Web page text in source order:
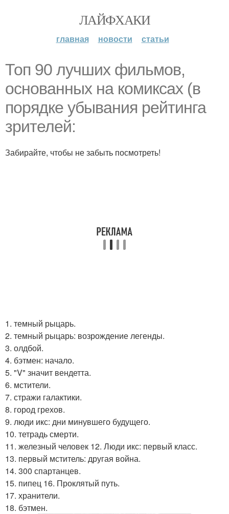
ЛАЙФХАКИ
главная новости статьи
Топ 90 лучших фильмов,
основанных на комиксах (в
порядке убывания рейтинга
зрителей:
Забирайте, чтобы не забыть посмотреть!
1. темный рыцарь.
2. темный рыцарь: возрождение легенды.
3. олдбой.
4. бэтмен: начало.
5. "V" значит вендетта.
6. мстители.
7. стражи галактики.
8. город грехов.
9. люди икс: дни минувшего будущего.
10. тетрадь смерти.
11. железный человек 12. Люди икс: первый класс.
13. первый мститель: другая война.
14. 300 спартанцев.
15. пипец 16. Проклятый путь.
17. хранители.
18. бэтмен.